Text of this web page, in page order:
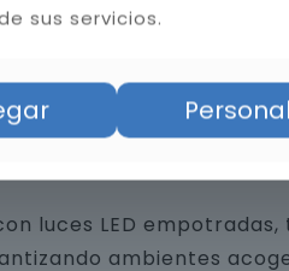
funcionalidad y
espejos
luces LED
ambientes
sus servicios.